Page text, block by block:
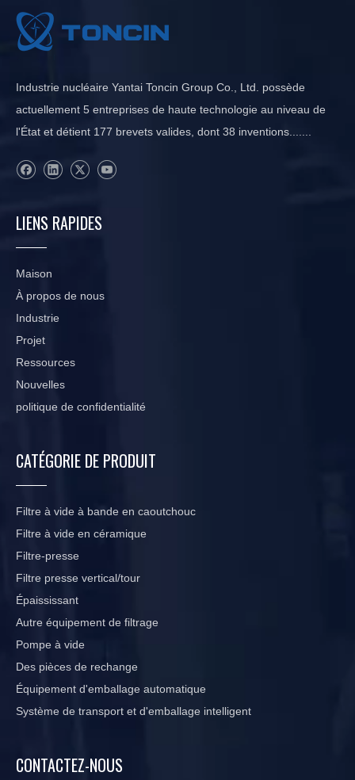
Industrie nucléaire Yantai Toncin Group Co., Ltd. possède
actuellement 5 entreprises de haute technologie au niveau de
l'État et détient 177 brevets valides, dont 38 inventions.......
LIENS RAPIDES
Maison
À propos de nous
Industrie
Projet
Ressources
Nouvelles
politique de confidentialité
CATÉGORIE DE PRODUIT
Filtre à vide à bande en caoutchouc
Filtre à vide en céramique
Filtre-presse
Filtre presse vertical/tour
Épaississant
Autre équipement de filtrage
Pompe à vide
Des pièces de rechange
Équipement d'emballage automatique
Système de transport et d'emballage intelligent
CONTACTEZ-NOUS